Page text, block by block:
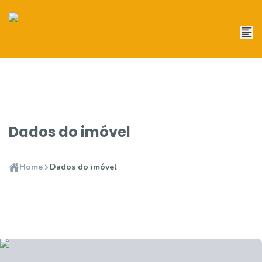
Dados do imóvel
Home Dados do imóvel